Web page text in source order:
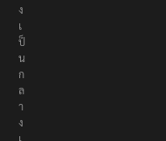
อ
ง
เ
ป็
น
ก
ล
า